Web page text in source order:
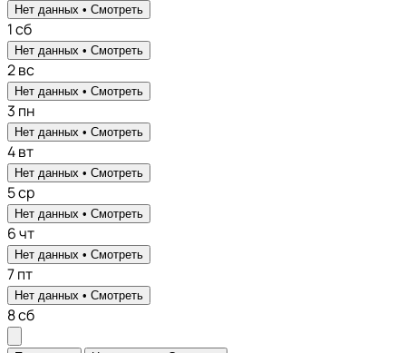
Нет данных • Смотреть
1сб
Нет данных • Смотреть
2вс
Нет данных • Смотреть
3 пн
Нет данных • Смотреть
4вт
Нет данных • Смотреть
5ср
Нет данных • Смотреть
6чт
Нет данных • Смотреть
7пт
Нет данных • Смотреть
8сб